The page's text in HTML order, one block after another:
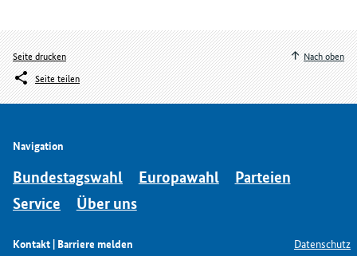
Seite drucken
Seite teilen
Nach oben
Navigation
Bundestagswahl Europawahl
Parteien
Service
Über uns
Kontakt | Barriere melden
Datenschutz